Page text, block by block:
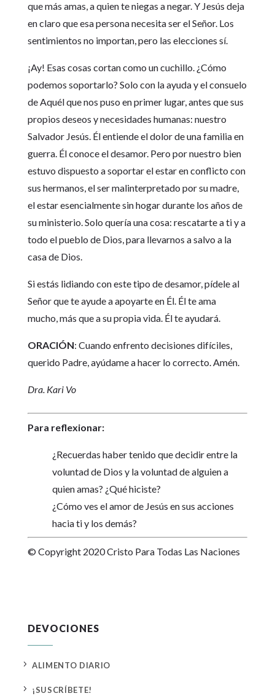
que más amas, a quien te niegas a negar. Y Jesús deja
en claro que esa persona necesita ser el Señor. Los
sentimientos no importan, pero las elecciones sí.
¡Ay! Esas cosas cortan como un cuchillo. ¿Cómo
podemos soportarlo? Solo con la ayuda y el consuelo
de Aquél que nos puso en primer lugar, antes que sus
propios deseos y necesidades humanas: nuestro
Salvador Jesús. Él entiende el dolor de una familia en
guerra. Él conoce el desamor. Pero por nuestro bien
estuvo dispuesto a soportar el estar en conflicto con
sus hermanos, el ser malinterpretado por su madre,
el estar esencialmente sin hogar durante los años de
su ministerio. Solo quería una cosa: rescatarte a ti y a
todo el pueblo de Dios, para llevarnos a salvo a la
casa de Dios.
Si estás lidiando con este tipo de desamor, pídele al
Señor que te ayude a apoyarte en Él. Él te ama
mucho, más que a su propia vida. Él te ayudará.
ORACIÓN: Cuando enfrento decisiones difíciles,
querido Padre, ayúdame a hacer lo correcto. Amén.
Dra. Kari Vo
Para reflexionar:
¿Recuerdas haber tenido que decidir entre la
voluntad de Dios y la voluntad de alguien a
quien amas? ¿Qué hiciste?
¿Cómo ves el amor de Jesús en sus acciones
hacia ti y los demás?
© Copyright 2020 Cristo Para Todas Las Naciones
DEVOCIONES
5 ALIMENTO DIARIO
5 ¡SUSCRÍBETE!